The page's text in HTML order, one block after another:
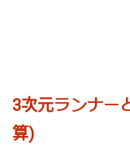
3次元ランナー
算)